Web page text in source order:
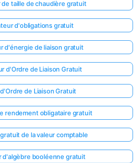
taille de chaudière gratuit
d'obligations gratuit
d'énergie de liaison gratuit
d'Ordre de Liaison Gratuit
de Liaison Gratuit
rendement obligataire gratuit
de la valeur comptable
d'algèbre booléenne gratuit